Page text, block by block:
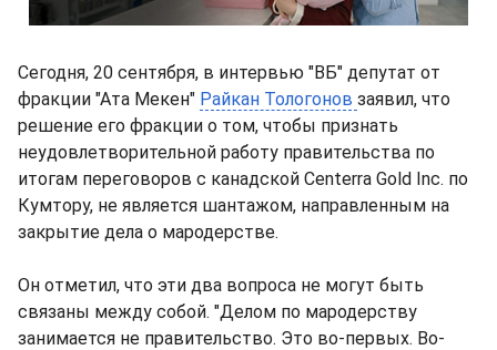
Сегодня, 20 сентября, в интервью "ВБ" депутат от
фракции "Ата Мекен" Райкан Тологонов заявил, что
решение его фракции о том, чтобы признать
неудовлетворительной работу правительства по
итогам переговоров с канадской Centerra Gold Inc. по
Кумтору, не является шантажом, направленным на
закрытие дела о мародерстве.
Он отметил, что эти два вопроса не могут быть
связаны между собой. "Делом по мародерству
занимается не правительство. Это во-первых. Во-